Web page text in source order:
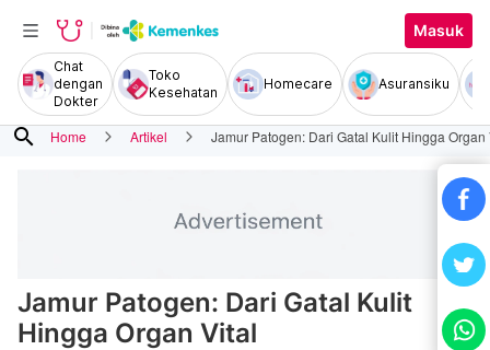
Masuk
Chat
dengan
Dokter
Toko
Kesehatan
Homecare Asuransiku
search Home Artikel Jamur Patogen: Dari Gatal Kulit Hingga Organ
Jamur Patogen: Dari Gatal Kulit
Hingga Organ Vital